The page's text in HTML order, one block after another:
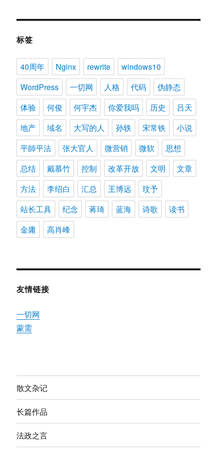
标签
40周年 Nginx rewrite
windows10
WordPress
一切网 人格 代码
伪静态
体验
何俊 何宇杰 你爱我吗 历史
吕天
地产
域名 大写的人 孙轶 宋常铁
小说
平師平法
张大官人 微营销 微软
思想
总结
戴慕竹 控制 改革开放 文明
文章
方法
李绍白 汇总 王博远
玟予
站长工具
纪念 蒋琦 蓝海 诗歌
读书
金庸
高肖峰
友情链接
一切网
蒙需
散文杂记
长篇作品
法政之言